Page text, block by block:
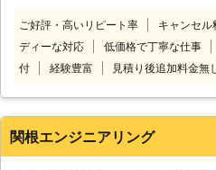
は、宅
修理し
だけれ
離島で
やすい
ご好評・高いリピート率 キャンセル
ディーな対応
低価格で丁寧な仕事
付
経験豊富 見積り後追加料金無
関根エンジニアリング